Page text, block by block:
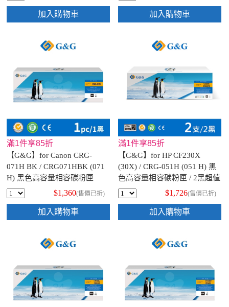
加入購物車 加入購物車
滿1件享85折
【G&G】for Canon CRG-
071H BK / CRG071HBK (071
H) 黑色高容量相容碳粉匣
$1,360(售價已折)
加入購物車
滿1件享85折
【G&G】for HP CF230X
(30X) / CRG-051H (051 H) 黑
色高容量相容碳粉匣 / 2黑超值
組
$1,726(售價已折)
加入購物車